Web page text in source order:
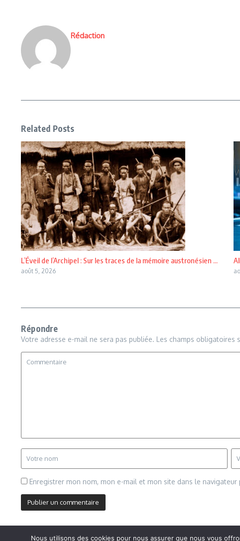
Rédaction
Related Posts
L’Éveil de l’Archipel : Sur les traces de la mémoire austronésien ...
août 5, 2026
Répondre
Votre adresse e-mail ne sera pas publiée. Les champs obligatoires
Enregistrer mon nom, mon e-mail et mon site dans le
Nous utilisons des cookies pour nous assurer que nous vous